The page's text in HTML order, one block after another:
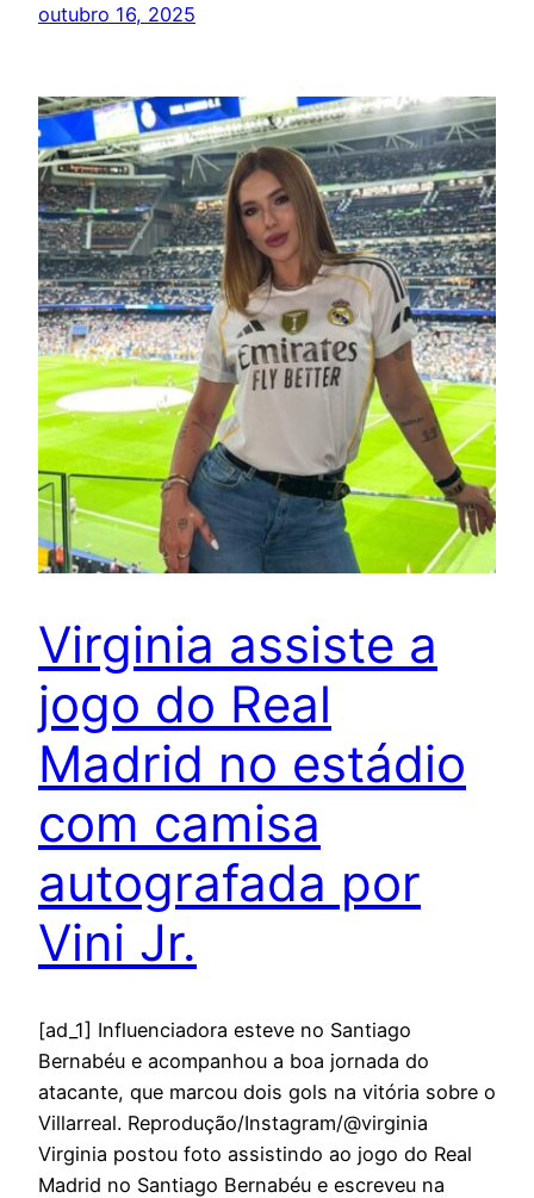
outubro 16, 2025
Virginia assiste a
jogo do Real
Madrid no estádio
com camisa
autografada por
Vini Jr.
[ad_1] Influenciadora esteve no Santiago
Bernabéu e acompanhou a boa jornada do
atacante, que marcou dois gols na vitória sobre o
Villarreal. Reprodução/Instagram/@virginia
Virginia postou foto assistindo ao jogo do Real
Madrid no Santiago Bernabéu e escreveu na